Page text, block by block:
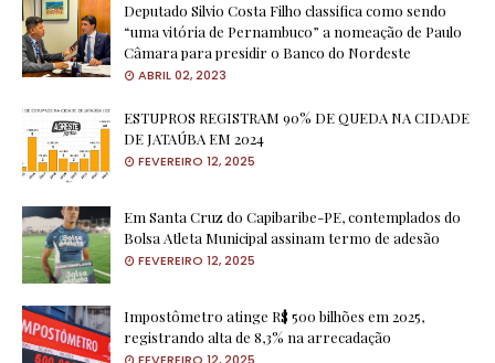
Deputado Silvio Costa Filho classifica como sendo
“uma vitória de Pernambuco” a nomeação de Paulo
Câmara para presidir o Banco do Nordeste
ABRIL 02, 2023
ESTUPROS REGISTRAM 90% DE QUEDA NA CIDADE
DE JATAÚBA EM 2024
FEVEREIRO 12, 2025
Em Santa Cruz do Capibaribe-PE, contemplados do
Bolsa Atleta Municipal assinam termo de adesão
FEVEREIRO 12, 2025
Impostômetro atinge R$ 500 bilhões em 2025,
registrando alta de 8,3% na arrecadação